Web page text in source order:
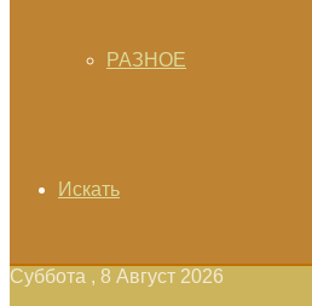
РАЗНОЕ
Искать
Суббота , 8 Август 2026